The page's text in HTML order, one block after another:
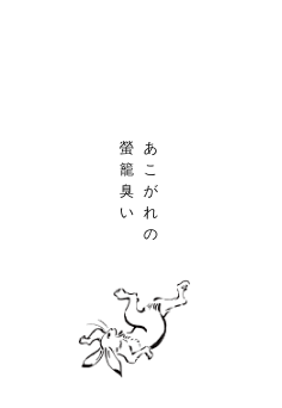
螢
籠
臭
い
あ
こ
が
れ
の